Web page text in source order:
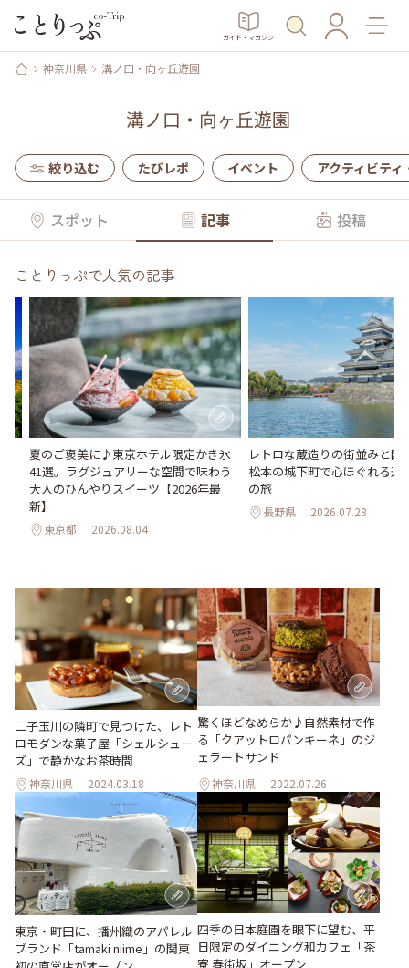
ガイド・マガジン
神奈川県 溝ノ口・向ヶ丘遊園
溝ノ口・向ヶ丘遊園
絞り込む たびレポ イベント アクティビティ
スポット 記事 投稿
ことりっぷで人気の記事
夏のご褒美に♪東京ホテル限定かき氷
41選。ラグジュアリーな空間で味わう
大人のひんやりスイーツ【2026年最
新】
東京都 2026.08.04
レトロな蔵造りの街並みと国
松本の城下町で心ほぐれる週
の旅
長野県 2026.07.28
二子玉川の隣町で見つけた、レト
ロモダンな菓子屋「シェルシュー
ズ」で静かなお茶時間
神奈川県 2024.03.18
驚くほどなめらか♪自然素材で作
る「クアットロパンキーネ」のジ
ェラートサンド
神奈川県 2022.07.26
東京・町田に、播州織のアパレル
ブランド「tamaki niime」の関東
四季の日本庭園を眼下に望む、平
日限定のダイニング和カフェ「茶
寮 春街坂」オープン